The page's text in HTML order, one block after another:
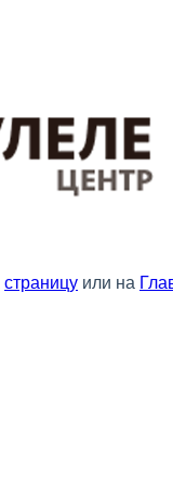
страницу или на